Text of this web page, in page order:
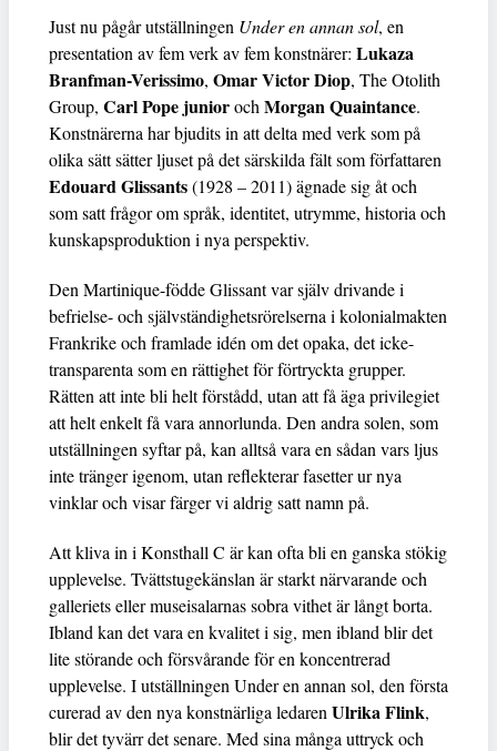
Just nu pågår utställningen Under en annan sol, en
presentation av fem verk av fem konstnärer: Lukaza
Branfman-Verissimo, Omar Victor Diop, The Otolith
Group, Carl Pope junioroch Morgan Quaintance.
Konstnärerna har bjudits in att delta med verk som på
olika sätt sätter ljuset på det särskilda fält som författaren
Edouard Glissants(1928 – 2011) ägnade sig åt och
som satt frågor om språk, identitet, utrymme, historia och
kunskapsproduktion i nya perspektiv.
Den Martinique-födde Glissant var själv drivande i
befrielse- och självständighetsrörelserna i kolonialmakten
Frankrike och framlade idén om det opaka, det icke-
transparenta som en rättighet för förtryckta grupper.
Rätten att inte bli helt förstådd, utan att få äga privilegiet
att helt enkelt få vara annorlunda. Den andra solen, som
utställningen syftar på, kan alltså vara en sådan vars ljus
inte tränger igenom, utan reflekterar fasetter ur nya
vinklar och visar färger vi aldrig satt namn på.
Att kliva in i Konsthall C är kan ofta bli en ganska stökig
upplevelse. Tvättstugekänslan är starkt närvarande och
galleriets eller museisalarnas sobra vithet är långt borta.
Ibland kan det vara en kvalitet i sig, men ibland blir det
lite störande och försvårande för en koncentrerad
upplevelse. I utställningen Under en annan sol, den första
curerad av den nya konstnärliga ledaren Ulrika Flink,
blir det tyvärr det senare. Med sina många uttryck och